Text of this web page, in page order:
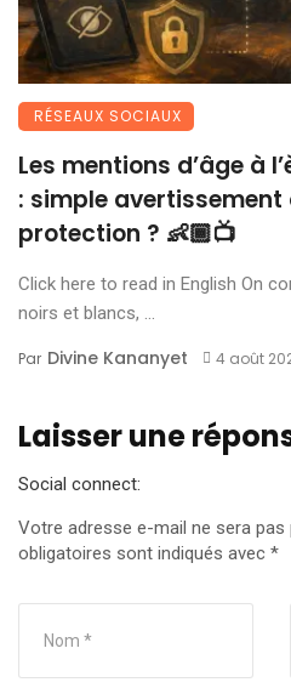
RÉSEAUX SOCIAUX
Les mentions d’âge à
: simple
protection ? 👶🏾📺
Click here to read in English On
noirs et blancs, ...
Par Divine Kananyet 4 août
Laisser une
Social connect:
Votre adresse e-mail ne sera pas
obligatoires sont indiqués avec *